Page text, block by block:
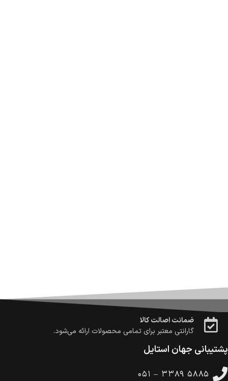
امکان پرداخت اقساطی
خرید اقساطی با شرایط آسان و بدون ضامن امکان‌پذیر
است.
ضمانت اصالت کالا
گارانتی معتبر برای تمامی محصولات ارائه می‌شود.
پشتیبانی جهان استایل
۰۵۱ – ۳۳۸۹ ۵۸۸۵